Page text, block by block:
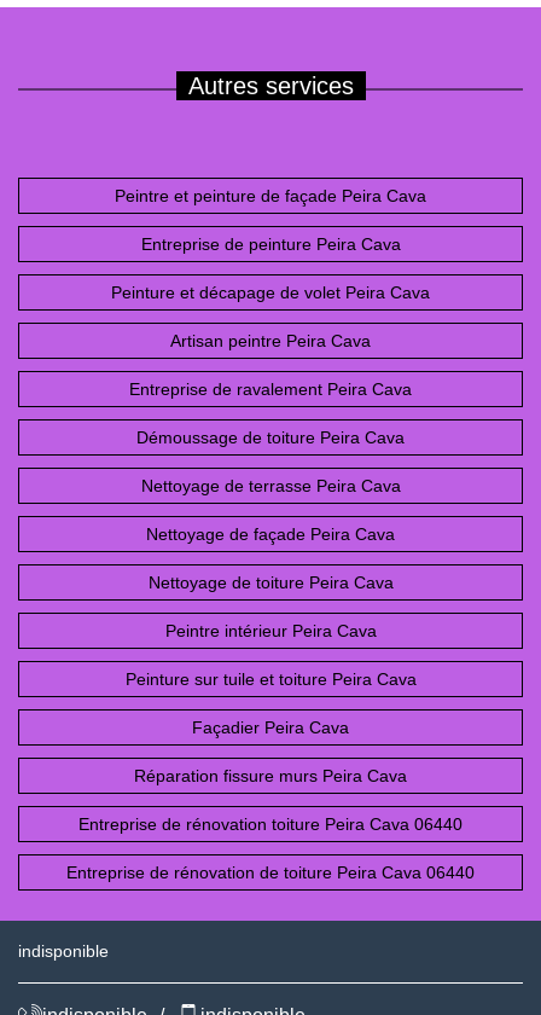
Autres services
Peintre et peinture de façade Peira Cava
Entreprise de peinture Peira Cava
Peinture et décapage de volet Peira Cava
Artisan peintre Peira Cava
Entreprise de ravalement Peira Cava
Démoussage de toiture Peira Cava
Nettoyage de terrasse Peira Cava
Nettoyage de façade Peira Cava
Nettoyage de toiture Peira Cava
Peintre intérieur Peira Cava
Peinture sur tuile et toiture Peira Cava
Façadier Peira Cava
Réparation fissure murs Peira Cava
Entreprise de rénovation toiture Peira Cava 06440
Entreprise de rénovation de toiture Peira Cava 06440
indisponible